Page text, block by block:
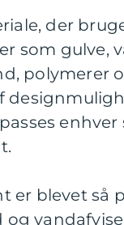
der
som gulve,
polymerer
enhver
er blevet så